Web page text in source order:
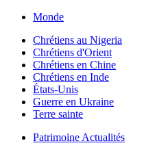
Monde
Chrétiens au Nigeria
Chrétiens d'Orient
Chrétiens en Chine
Chrétiens en Inde
États-Unis
Guerre en Ukraine
Terre sainte
Patrimoine Actualités